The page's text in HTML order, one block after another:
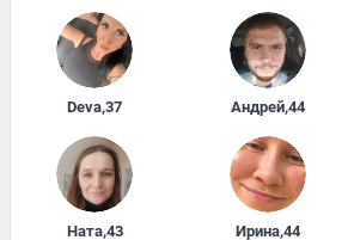
Deva,37 Андрей,44
Ната,43 Ирина,44